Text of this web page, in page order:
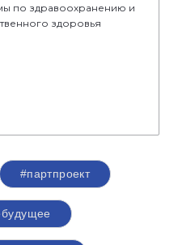
по здравоохранению и
здоровья
#партпроект